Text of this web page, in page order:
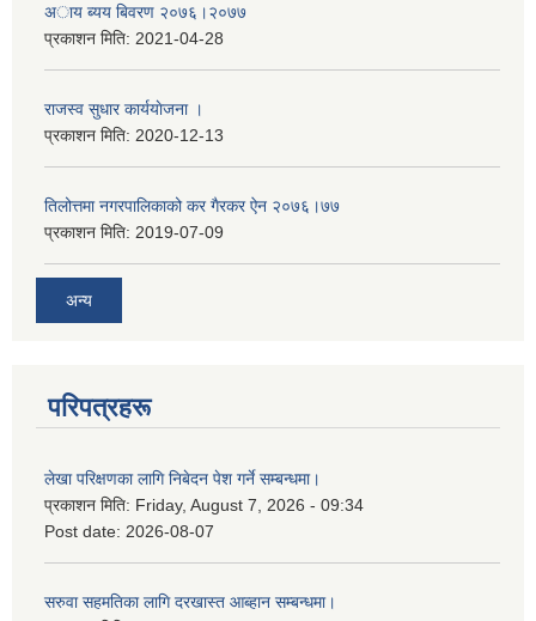
अाय ब्यय बिवरण २०७६।२०७७
प्रकाशन मिति: 2021-04-28
राजस्व सुधार कार्ययाेजना ।
प्रकाशन मिति: 2020-12-13
तिलोत्तमा नगरपालिकाको कर गैरकर ऐन २०७६।७७
प्रकाशन मिति: 2019-07-09
अन्य
परिपत्रहरू
लेखा परिक्षणका लागि निबेदन पेश गर्ने सम्बन्धमा।
प्रकाशन मिति: Friday, August 7, 2026 - 09:34
Post date: 2026-08-07
सरुवा सहमतिका लागि दरखास्त आब्हान सम्बन्धमा।